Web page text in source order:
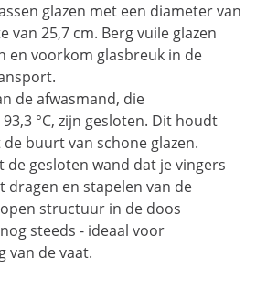
glazen met een diameter van
van 25,7 cm. Berg vuile glazen
en voorkom glasbreuk in de
de afwasmand, die
°C, zijn gesloten. Dit houdt
buurt van schone glazen.
gesloten wand dat je vingers
dragen en stapelen van de
structuur in de doos
steeds - ideaal voor
van de vaat.